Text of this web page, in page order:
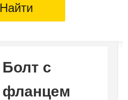
Найти
Болт с
фланцем